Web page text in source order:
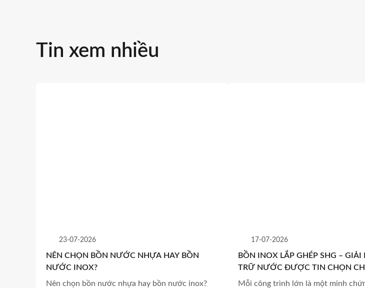
Tin xem nhiều
23-07-2026
NÊN CHỌN BỒN NƯỚC NHỰA HAY BỒN
NƯỚC INOX?
Nên chọn bồn nước nhựa hay bồn nước inox?
17-07-2026
BỒN INOX LẮP GHÉP SHG – GIẢI
TRỮ NƯỚC ĐƯỢC TIN CHỌN
LOẠT DỰ ÁN QUY MÔ LỚN
Mỗi công trình lớn là một minh